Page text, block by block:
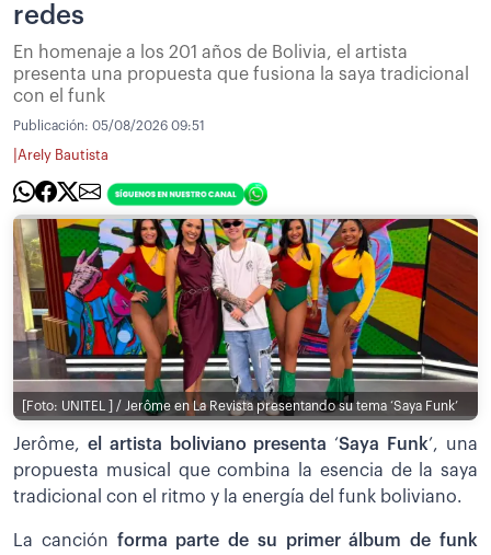
redes
En homenaje a los 201 años de Bolivia, el artista
presenta una propuesta que fusiona la saya tradicional
con el funk
Publicación: 05/08/2026 09:51
Arely Bautista
[Foto: UNITEL ] / Jerôme en La Revista presentando su tema ‘Saya Funk’
Jerôme, el artista boliviano presenta ‘Saya Funk’, una
propuesta musical que combina la esencia de la saya
tradicional con el ritmo y la energía del funk boliviano.
La canción forma parte de su primer álbum de funk